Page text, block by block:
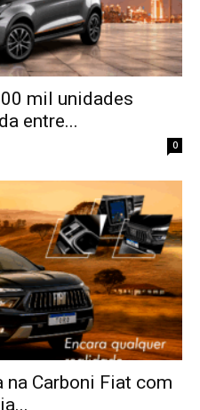
mil unidades
entre...
0
Carboni Fiat com